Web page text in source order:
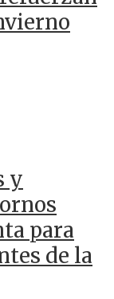
y
para
de la